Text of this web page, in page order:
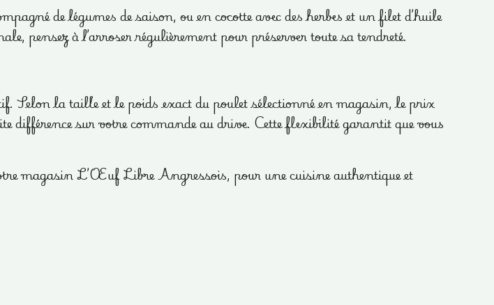
de légumes de saison, ou en cocotte avec des herbes et un filet d’huile
pensez à l’arroser régulièrement pour préserver toute sa tendreté.
la taille et le poids exact du poulet sélectionné en magasin, le prix
différence sur votre commande au drive. Cette flexibilité garantit que vous
magasin L’Œuf Libre Angressois, pour une cuisine authentique et